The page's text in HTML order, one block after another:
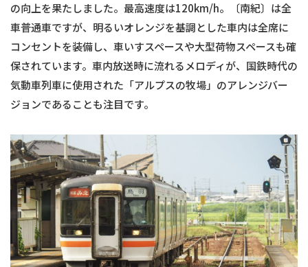
の向上を果たしました。最高速度は120km/h。〔南紀〕は全
車普通車ですが、明るいオレンジを基調とした車内は全席に
コンセントを装備し、車いすスペースや大型荷物スペースも確
保されています。車内放送時に流れるメロディが、国鉄時代の
気動車列車に使用された「アルプスの牧場」のアレンジバー
ジョンであることも注目です。